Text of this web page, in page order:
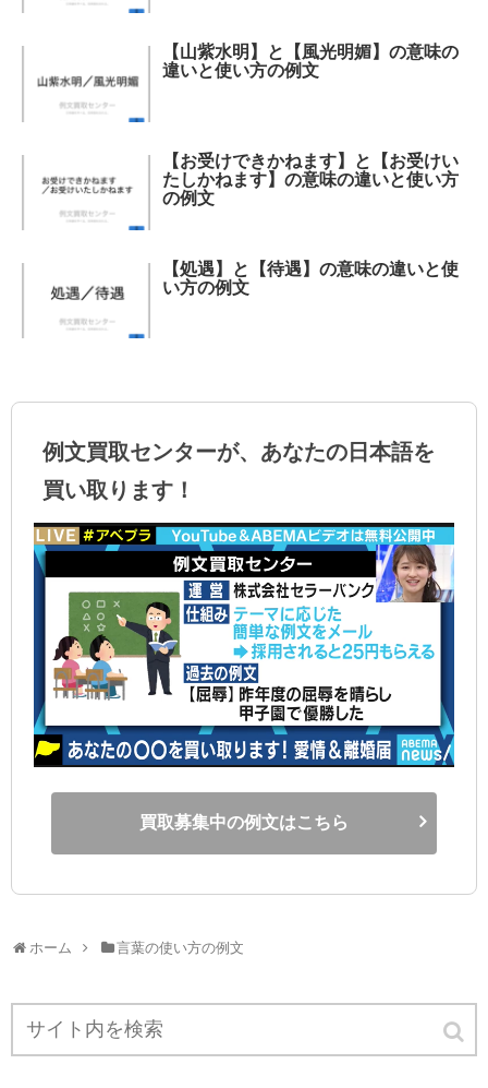
【山紫水明】と【風光明媚】の意味の
違いと使い方の例文
【お受けできかねます】と【お受けい
たしかねます】の意味の違いと使い方
の例文
【処遇】と【待遇】の意味の違いと使
い方の例文
例文買取センターが、あなたの日本語を
買い取ります！
買取募集中の例文はこちら
ホーム 言葉の使い方の例文